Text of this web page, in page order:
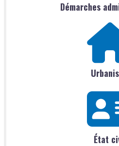
Démarches
État